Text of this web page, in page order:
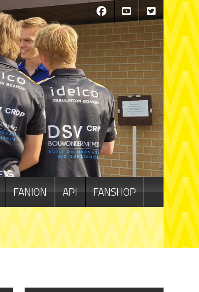
FANION API FANSHOP